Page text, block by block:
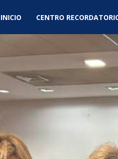
INICIO CENTRO